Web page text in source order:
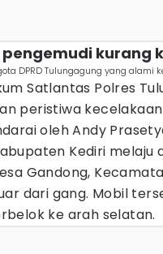
pengemudi kurang
DPRD Tulungagung yang alami
Satlantas Polres
peristiwa
oleh Andy
Kediri
Gandong,
dari gang. Mobil
ke arah selatan.